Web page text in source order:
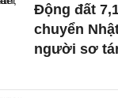
Động đất
chuyển
người sơ